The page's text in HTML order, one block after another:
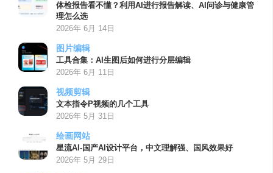
体检报告看不懂？利用AI进行报告解读、AI问诊与健康管
理怎么选
2026年 6月 14日
图片编辑
工具合集：AI生图后如何进行分层编辑
2026年 6月 11日
视频剪辑
文本指令P视频的几个工具
2026年 5月 31日
绘画网站
星流AI-国产AI设计平台，中文理解强、国风效果好
2026年 5月 29日